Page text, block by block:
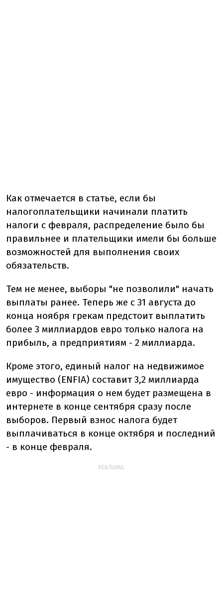
Как отмечается в статье, если бы
налогоплательщики начинали платить
налоги с февраля, распределение было бы
правильнее и плательщики имели бы больше
возможностей для выполнения своих
обязательств.
Тем не менее, выборы "не позволили" начать
выплаты ранее. Теперь же с 31 августа до
конца ноября грекам предстоит выплатить
более 3 миллиардов евро только налога на
прибыль, а предприятиям - 2 миллиарда.
Кроме этого, единый налог на недвижимое
имущество (ENFIA) составит 3,2 миллиарда
евро - информация о нем будет размещена в
интернете в конце сентября сразу после
выборов. Первый взнос налога будет
выплачиваться в конце октября и последний
- в конце февраля.
РЕКЛАМА: